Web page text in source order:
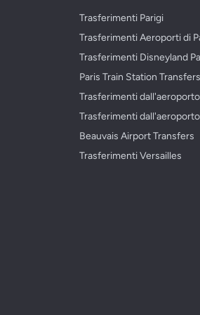
Trasferimenti Parigi
Trasferimenti Aeroporti di
Trasferimenti Disneyland
Paris Train Station Transfers
Trasferimenti
Trasferimenti
Beauvais Airport Transfers
Trasferimenti Versailles